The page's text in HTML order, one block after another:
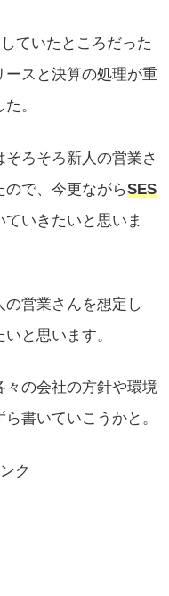
ていたところだった
ースと決算の処理が重
。
ろそろ新人の営業さ
ので、今更ながらSES
ていきたいと思いま
営業さんを想定し
と思います。
々の会社の方針や環境
書いていこうかと。
ク